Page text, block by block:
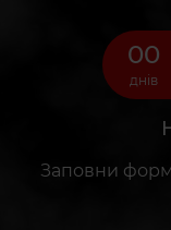
00
днів
Заповни